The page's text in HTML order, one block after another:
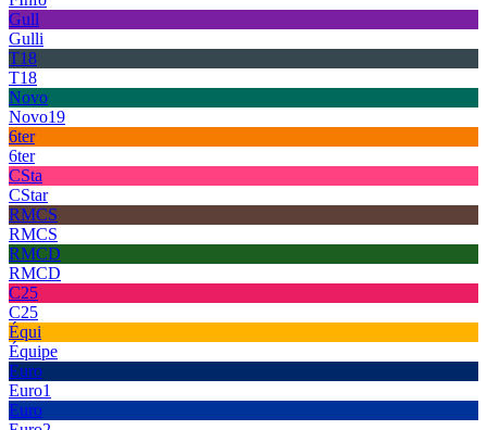
Gull
Gulli
T18
T18
Novo
Novo19
6ter
6ter
CSta
CStar
RMCS
RMCS
RMCD
RMCD
C25
C25
Équi
Équipe
Euro
Euro1
Euro